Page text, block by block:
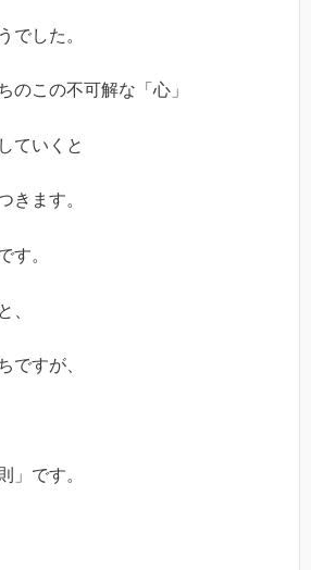
でした。
のこの不可解な「心」
ていくと
きます。
す。
、
ですが、
」です。